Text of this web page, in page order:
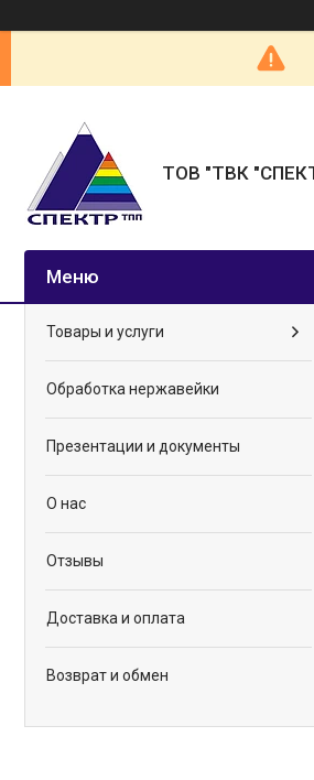
ТОВ "ТВК
Товары и услуги
Обработка нержавейки
Презентации и документы
О нас
Отзывы
Доставка и оплата
Возврат и обмен